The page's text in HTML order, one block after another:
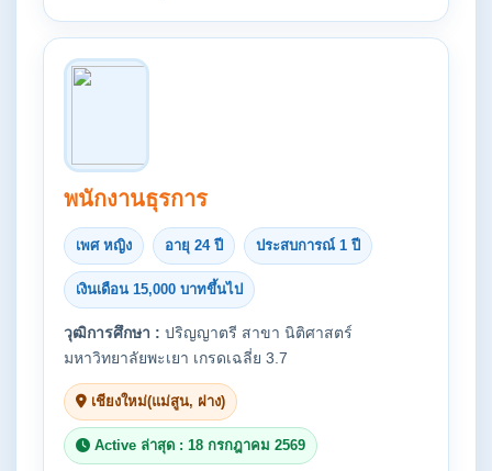
พนักงานธุรการ
เพศ หญิง อายุ 24 ปี ประสบการณ์ 1 ปี
เงินเดือน 15,000 บาทขึ้นไป
วุฒิการศึกษา : ปริญญาตรี สาขา นิติศาสตร์
มหาวิทยาลัยพะเยา เกรดเฉลี่ย 3.7
เชียงใหม่(แม่สูน, ฝาง)
Active ล่าสุด : 18 กรกฎาคม 2569